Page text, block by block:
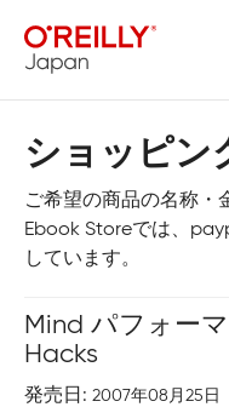
ショッピン
ご希望の商品の名称・
Ebook Storeでは、
しています。
Mind パフォー
Hacks
発売日 2007年08月25日